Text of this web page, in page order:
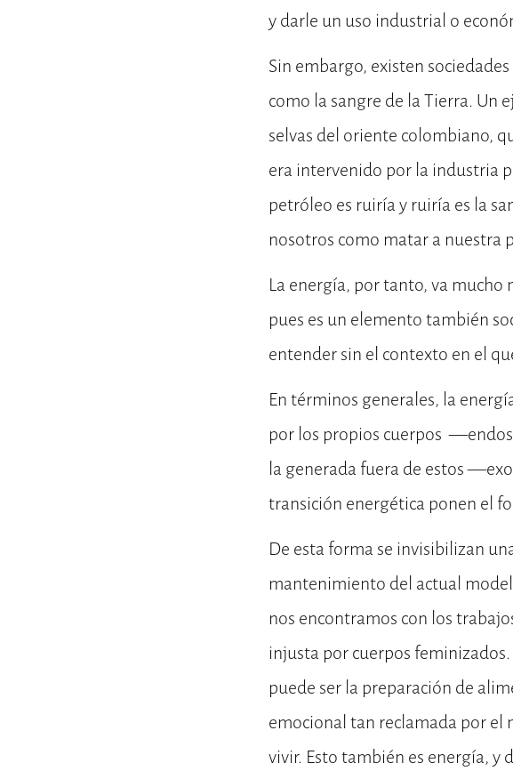
y darle un uso industrial o
Sin embargo, existen
como la sangre de la Tierra. Un
selvas del oriente colombiano,
era intervenido por la industria
petróleo es ruiría y ruiría es la
nosotros como matar a nuestra
La energía, por tanto, va mucho
pues es un elemento también
entender sin el contexto en el
En términos generales, la
por los propios cuerpos
la generada fuera de estos
transición energética ponen el
De esta forma se invisibilizan
mantenimiento del actual
nos encontramos con los
injusta por cuerpos
puede ser la preparación de
emocional tan reclamada por
vivir. Esto también es energía, y